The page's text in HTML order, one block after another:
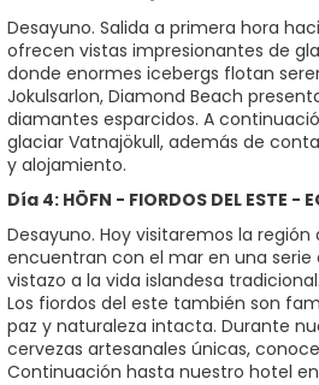
Desayuno. Salida a primera hora
ofrecen vistas impresionantes de
donde enormes icebergs flotan
Jokulsarlon, Diamond Beach
diamantes esparcidos. A
glaciar Vatnajökull, además de
y alojamiento.
Día 4: HÖFN - FIORDOS DEL ESTE -
Desayuno. Hoy visitaremos la
encuentran con el mar en una serie
vistazo a la vida islandesa
Los fiordos del este también son
paz y naturaleza intacta. Durante
cervezas artesanales únicas,
Continuación hasta nuestro hotel